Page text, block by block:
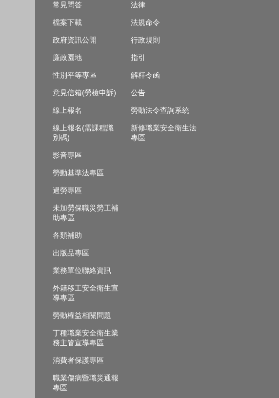
常見問答
檔案下載
政府資訊公開
廉政園地
性別平等專區
意見信箱(勞檢申訴)
線上報名
線上報名(需課程識
別碼)
影音專區
勞動基準法專區
過勞專區
未加勞保職災勞工補
助專區
各類補助
出版品專區
業務單位聯絡資訊
外籍移工安全衛生宣
導專區
勞動權益相關問題
丁種職業安全衛生業
務主管宣導專區
消費者保護專區
職業傷病暨職災通報
專區
法律
法規命令
行政規則
指引
解釋令函
公告
勞動法令查詢系統
新修職業安全衛生法
專區